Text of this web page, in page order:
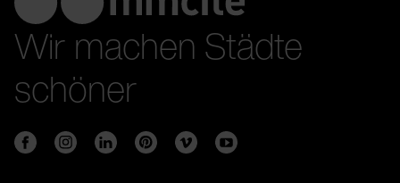
Wir machen Städte
schöner